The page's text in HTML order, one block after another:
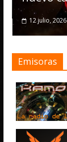
12 julio, 2026
Emisoras